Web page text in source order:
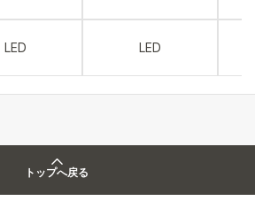
LED LED
トップへ戻る